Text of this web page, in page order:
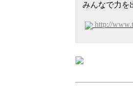
みんなで力を
http://